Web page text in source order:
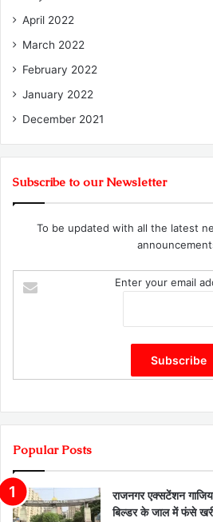
April 2022
March 2022
February 2022
January 2022
December 2021
Subscribe to our Newsletter
To be updated with all the latest
Enter your email
Popular Posts
राजनगर एक्सटेंशन
बिल्डर के जाल में फंसे